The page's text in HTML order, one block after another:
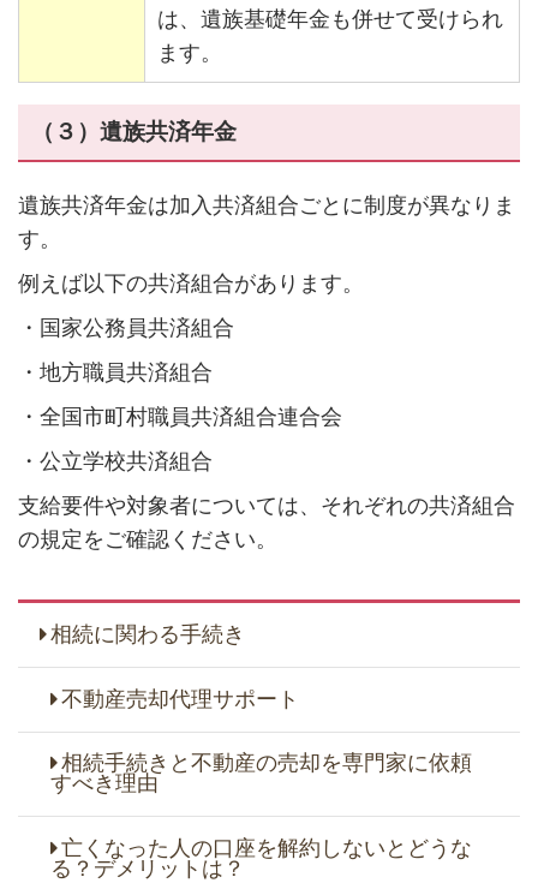
は、遺族基礎年金も併せて受けられ
ます。
（３）遺族共済年金
遺族共済年金は加入共済組合ごとに制度が異なりま
す。
例えば以下の共済組合があります。
・国家公務員共済組合
・地方職員共済組合
・全国市町村職員共済組合連合会
・公立学校共済組合
支給要件や対象者については、それぞれの共済組合
の規定をご確認ください。
相続に関わる手続き
不動産売却代理サポート
相続手続きと不動産の売却を専門家に依頼
すべき理由
亡くなった人の口座を解約しないとどうな
る？デメリットは？